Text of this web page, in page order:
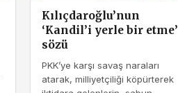
Kılıçdaroğlu’nun
‘Kandil’i yerle bir etme’
sözü
PKK’ye karşı savaş naraları
atarak, milliyetçiliği köpürterek